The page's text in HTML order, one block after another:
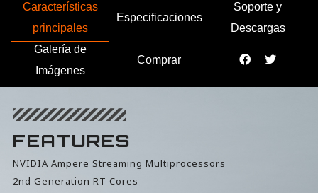
Características
principales
Especificaciones
Soporte y
Descargas
Galería de
Imágenes
Comprar
FEATURES
NVIDIA Ampere Streaming Multiprocessors
2nd Generation RT Cores